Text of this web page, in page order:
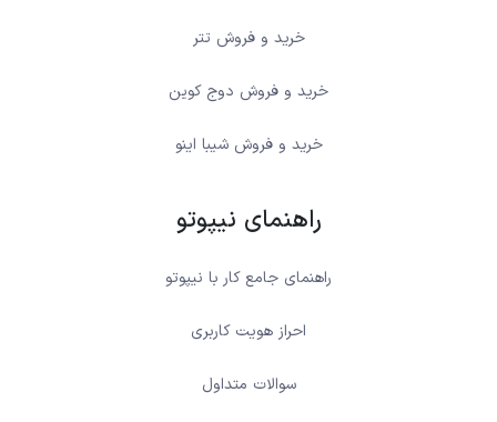
خرید و فروش تتر
خرید و فروش دوج کوین
خرید و فروش شیبا اینو
راهنمای نیپوتو
راهنمای جامع کار با نیپوتو
احراز هویت کاربری
سوالات متداول